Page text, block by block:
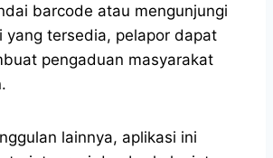
barcode atau mengunjungi
yang tersedia, pelapor dapat
pengaduan masyarakat
lainnya, aplikasi ini